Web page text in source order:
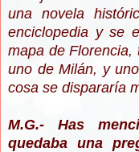
una novela
enciclopedia y se
mapa de
uno de Milán, y
cosa se dispararía
M.G.- Has
quedaba una